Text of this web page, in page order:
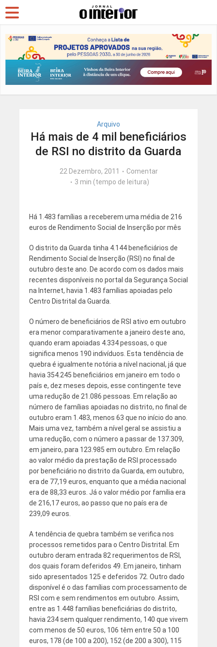
Arquivo
Há mais de 4 mil beneficiários
de RSI no distrito da Guarda
22 Dezembro, 2011
Comentar
3 min (tempo de leitura)
Há 1.483 famílias a receberem uma média de 216
euros de Rendimento Social de Inserção por mês
O distrito da Guarda tinha 4.144 beneficiários de
Rendimento Social de Inserção (RSI) no final de
outubro deste ano. De acordo com os dados mais
recentes disponíveis no portal da Segurança Social
na Internet, havia 1.483 famílias apoiadas pelo
Centro Distrital da Guarda.
O número de beneficiários de RSI ativo em outubro
era menor comparativamente a janeiro deste ano,
quando eram apoiadas 4.334 pessoas, o que
significa menos 190 indivíduos. Esta tendência de
quebra é igualmente notória a nível nacional, já que
havia 354.245 beneficiários em janeiro em todo o
país e, dez meses depois, esse contingente teve
uma redução de 21.086 pessoas. Em relação ao
número de famílias apoiadas no distrito, no final de
outubro eram 1.483, menos 63 que no início do ano.
Mais uma vez, também a nível geral se assistiu a
uma redução, com o número a passar de 137.309,
em janeiro, para 123.985 em outubro. Em relação
ao valor médio da prestação de RSI processado
por beneficiário no distrito da Guarda, em outubro,
era de 77,19 euros, enquanto que a média nacional
era de 88,33 euros. Já o valor médio por família era
de 216,17 euros, ao passo que no país era de
239,09 euros.
A tendência de quebra também se verifica nos
processos remetidos para o Centro Distrital. Em
outubro deram entrada 82 requerimentos de RSI,
dos quais foram deferidos 49. Em janeiro, tinham
sido apresentados 125 e deferidos 72. Outro dado
disponível é o das famílias com processamento de
RSI com e sem rendimentos em outubro. Assim,
entre as 1.448 famílias beneficiárias do distrito,
havia 234 sem qualquer rendimento, 140 que vivem
com menos de 50 euros, 106 têm entre 50 a 100
euros, 178 (de 100 a 200), 152 (de 200 a 300), 115